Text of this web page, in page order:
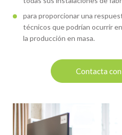
para proporcionar una
técnicos que podrían ocurrir
la producción en masa.
Contacta